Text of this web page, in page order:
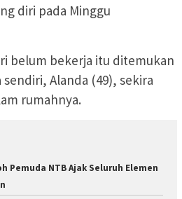
diri pada Minggu
belum bekerja itu ditemukan
Alanda (49), sekira
rumahnya.
Pemuda NTB Ajak Seluruh Elemen